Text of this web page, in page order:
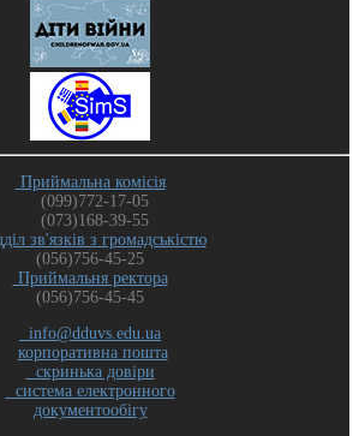
Приймальна комісія
(099)772-17-05
(073)168-39-55
зв'язків з громадськістю
(056)756-45-25
Приймальня ректора
(056)756-45-45
info@dduvs.edu.ua
корпоративна пошта
скринька довіри
система електронного
документообігу